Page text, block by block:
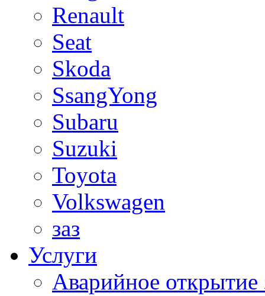
Renault
Seat
Skoda
SsangYong
Subaru
Suzuki
Toyota
Volkswagen
заз
Услуги
Аварийное